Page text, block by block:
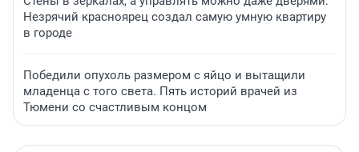
Незрячий красноярец создал самую умную квартиру
в городе
Победили опухоль размером с яйцо и вытащили
младенца с того света. Пять историй врачей из
Тюмени со счастливым концом